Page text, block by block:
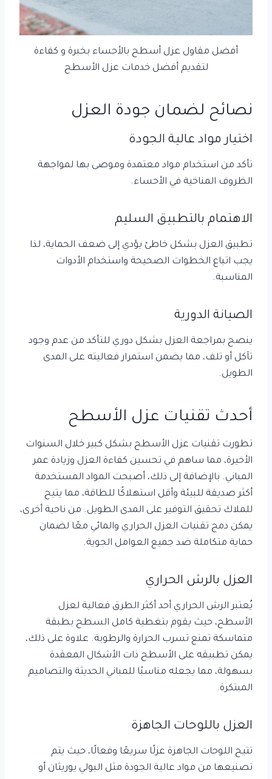
أفضل مقاول عزل أسطح بالأحساء بخبرة و كفاءة
لتقديم أفضل خدمات عزل الأسطح
نصائح لضمان جودة العزل
اختيار مواد عالية الجودة
تأكد من استخدام مواد معتمدة وموصى بها لمواجهة
الظروف المناخية في الأحساء.
الاهتمام بالتطبيق السليم
تطبيق العزل بشكل خاطئ يؤدي إلى ضعف الحماية، لذا
يجب اتباع الخطوات الصحيحة واستخدام الأدوات
المناسبة.
الصيانة الدورية
ينصح بمراجعة العزل بشكل دوري للتأكد من عدم وجود
تآكل أو تلف، مما يضمن استمرار فعاليته على المدى
الطويل.
أحدث تقنيات عزل الأسطح
تطورت تقنيات عزل الأسطح بشكل كبير خلال السنوات
الأخيرة، مما ساهم في تحسين كفاءة العزل وزيادة عمر
المباني. بالإضافة إلى ذلك، أصبحت المواد المستخدمة
أكثر صديقة للبيئة وأقل استهلاكًا للطاقة، مما يتيح
للملاك تحقيق التوفير على المدى الطويل. من ناحية أخرى،
يمكن دمج تقنيات العزل الحراري والمائي معًا لضمان
حماية متكاملة ضد جميع العوامل الجوية.
العزل بالرش الحراري
يُعتبر الرش الحراري أحد أكثر الطرق فعالية لعزل
الأسطح، حيث يقوم بتغطية كامل السطح بطبقة
متماسكة تمنع تسرب الحرارة والرطوبة. علاوة على ذلك،
يمكن تطبيقه على الأسطح ذات الأشكال المعقدة
بسهولة، مما يجعله مناسبًا للمباني الحديثة والتصاميم
المبتكرة.
العزل باللوحات الجاهزة
تتيح اللوحات الجاهزة عزلًا سريعًا وفعالًا، حيث يتم
تصنيعها من مواد عالية الجودة مثل البولي يوريثان أو